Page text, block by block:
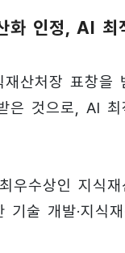
화 인정, AI
산처장 표창을
것으로, AI
우수상인 지식
술 개발·지식